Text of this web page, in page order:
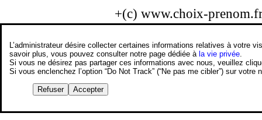
+(c) www.choix-
L’administrateur désire collecter certaines informations relatives à votre
savoir plus, vous pouvez consulter notre page dédiée àla vie privée
Si vous ne désirez pas partager ces informations avec nous, veuillez
Si vous enclenchez l’option “Do Not Track” (“Ne pas me cibler”) sur
Refuser Accepter